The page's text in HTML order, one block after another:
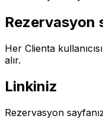
Rezervasyon
Her Clienta
alır.
Linkiniz
Rezervasyon